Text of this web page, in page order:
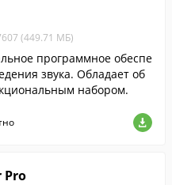
(449.71 МБ)
программное обеспе
звука. Обладает об
набором.
Pro